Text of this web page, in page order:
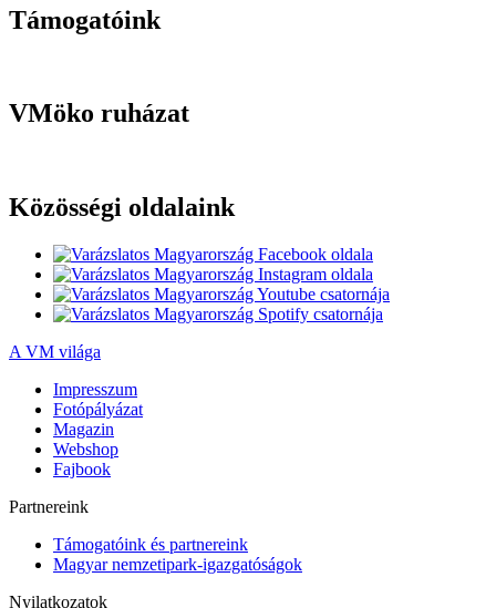
Támogatóink
VMöko ruházat
Közösségi oldalaink
A VM világa
Impresszum
Fotópályázat
Magazin
Webshop
Fajbook
Partnereink
Támogatóink és partnereink
Magyar nemzetipark-igazgatóságok
Nyilatkozatok